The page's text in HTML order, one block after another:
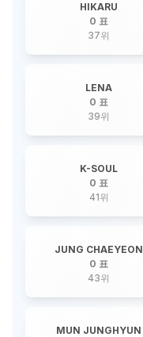
HIKARU
0 표
37위
LENA
0 표
39위
K-SOUL
0 표
41위
JUNG CHAEYEON
0 표
43위
MUN JUNGHYUN